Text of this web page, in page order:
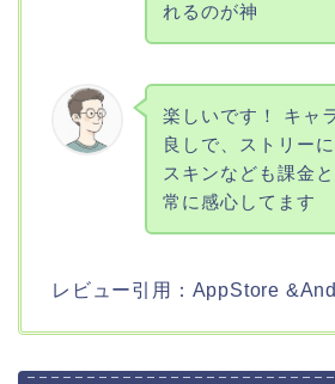
れるのが神
楽しいです！ キャ
良しで、ストリー
スキンなども課金
常に感心してます
レビュー引用：AppStore